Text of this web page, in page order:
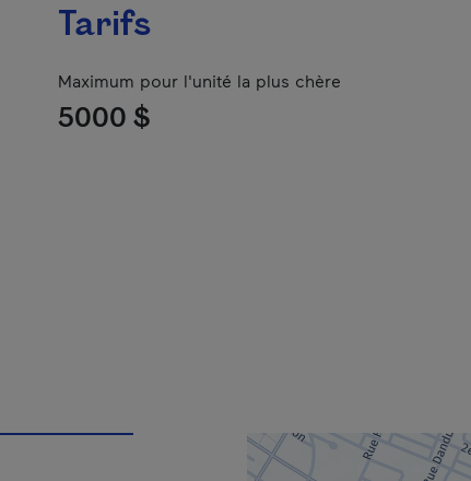
Tarifs
Maximum pour l'unité la plus chère
5000 $